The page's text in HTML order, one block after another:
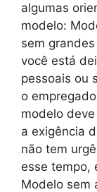
algumas
modelo:
sem
você está
pessoais ou
o
modelo
a exigência
não tem
esse tempo,
Modelo sem